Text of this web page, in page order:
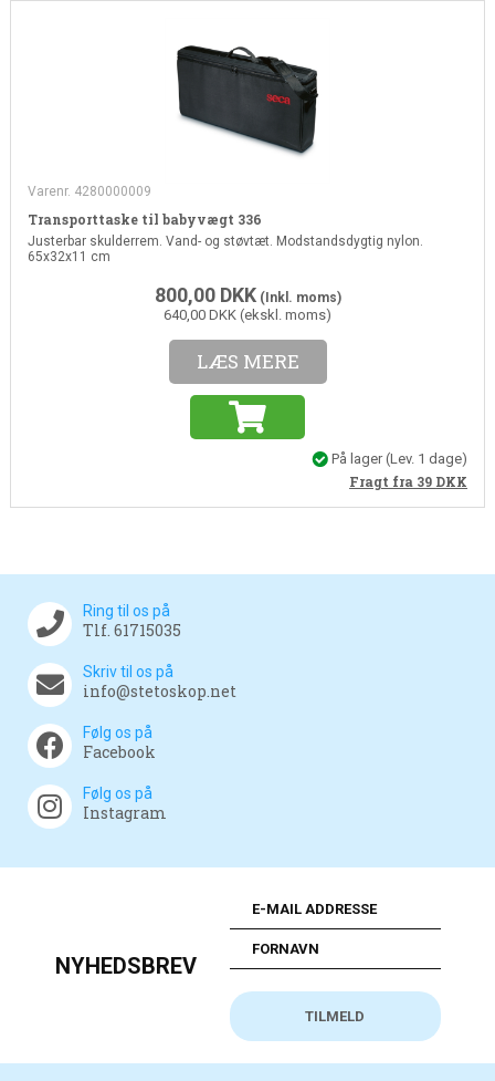
Varenr. 4280000009
Transporttaske til babyvægt 336
Justerbar skulderrem. Vand- og støvtæt. Modstandsdygtig nylon.
65x32x11 cm
800,00 DKK(Inkl. moms)
640,00 DKK (ekskl. moms)
LÆS MERE
På lager(Lev. 1 dage)
Fragt fra 39 DKK
Ring til os på
Tlf. 61715035
Skriv til os på
info@stetoskop.net
Følg os på
Facebook
Følg os på
Instagram
NYHEDSBREV